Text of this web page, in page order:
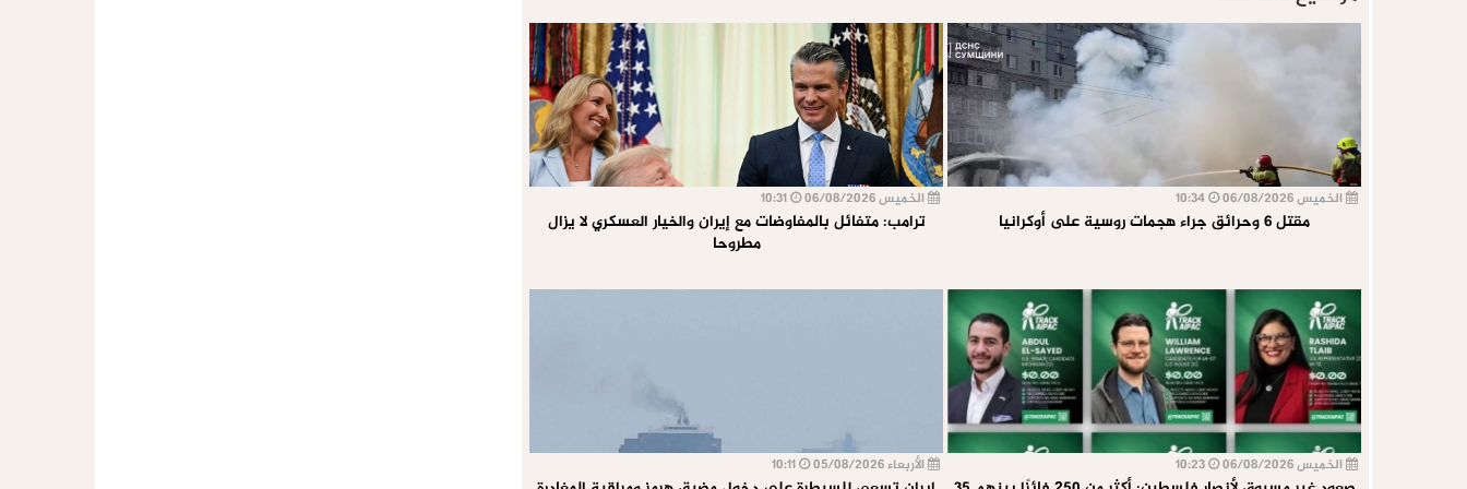
الخميس 06/08/2026
مقتل 6 وحرائق جراء هجمات روسية على أوكرانيا
الخميس 06/08/2026
ترامب: متفائل بالمفاوضات مع إيران والخيار العسكري لا يزال
مطروحا
الخميس 06/08/2026 الأربعاء 05/08/2026